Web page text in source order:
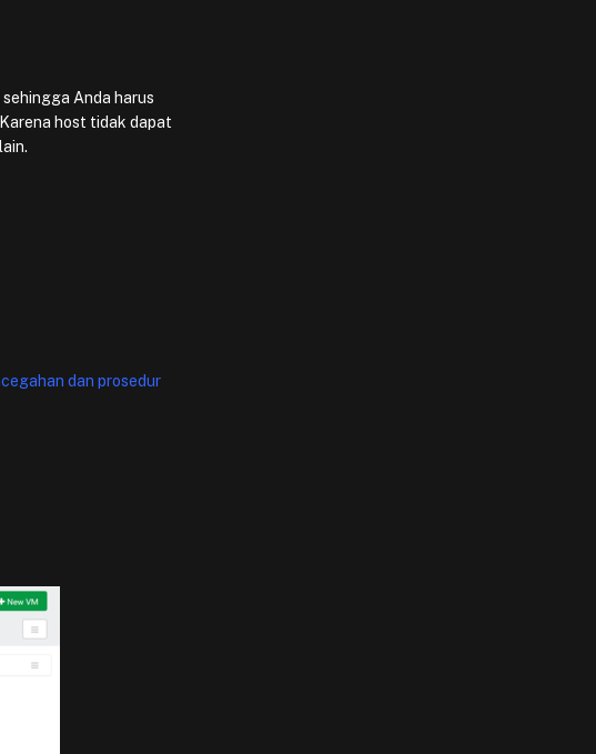
Anda harus
host tidak dapat
dan prosedur